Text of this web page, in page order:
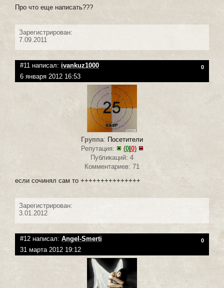
Про что еще написать???
Зарегистрирован:
7.09.2011
#11 написал: ivankuz1000 0
6 января 2012 16:53
Группа: Посетители
Репутация:
(0| 0)
Публикаций: 4
Комментариев: 71
если сочинял сам то +++++++++++++++
Зарегистрирован:
3.01.2012
#12 написал: Angel-Smerti 0
31 марта 2012 19:12